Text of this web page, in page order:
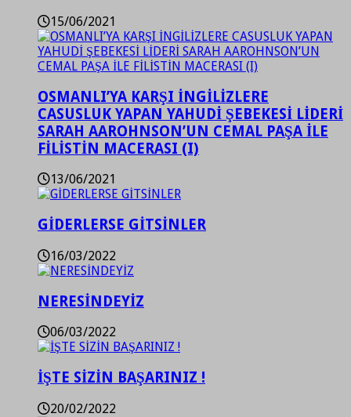
15/06/2021
OSMANLI’YA KARŞI İNGİLİZLERE
CASUSLUK YAPAN YAHUDİ ŞEBEKESİ LİDERİ
SARAH AAROHNSON’UN CEMAL PAŞA İLE
FİLİSTİN MACERASI (I)
13/06/2021
GİDERLERSE GİTSİNLER
16/03/2022
NERESİNDEYİZ
06/03/2022
İŞTE SİZİN BAŞARINIZ !
20/02/2022